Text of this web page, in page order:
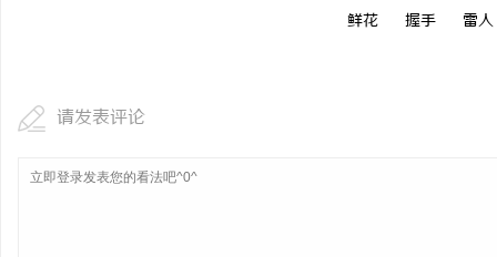
鲜花 握手 雷人
请发表评论